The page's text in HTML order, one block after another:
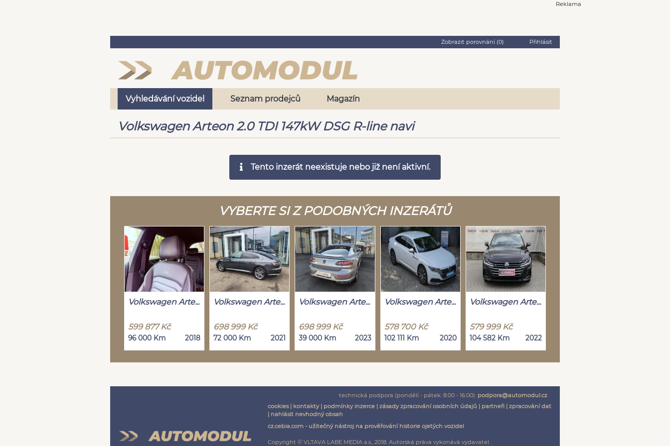
Reklama
Zobrazit porovnání (0) Přihlásit
Vyhledávání vozidel Seznam prodejců Magazín
Volkswagen Arteon 2.0 TDI 147kW DSG R-line navi
Tento inzerát neexistuje nebo již není aktivní.
VYBERTE SI Z PODOBNÝCH INZERÁTŮ
Volkswagen Arte...
599 877 Kč
96 000 Km 2018
Volkswagen Arte...
698 999 Kč
72 000 Km 2021
Volkswagen Arte...
698 999 Kč
39 000 Km 2023
Volkswagen Arte...
578 700 Kč
102 111 Km 2020
Volkswagen Arte...
579 999 Kč
104 582 Km 2022
technická podpora (pondělí - pátek: 8:00 - 16:00): podpora@automodul.cz
cookies| kontakty| podmínky inzerce| zásady zpracování osobních údajů | partneři| zpracování dat
| nahlásit nevhodný obsah
cz.cebia.com - užitečný nástroj na prověřování historie ojetých vozidel
Copyright © VLTAVA LABE MEDIA a.s., 2018. Autorská práva vykonává vydavatel.